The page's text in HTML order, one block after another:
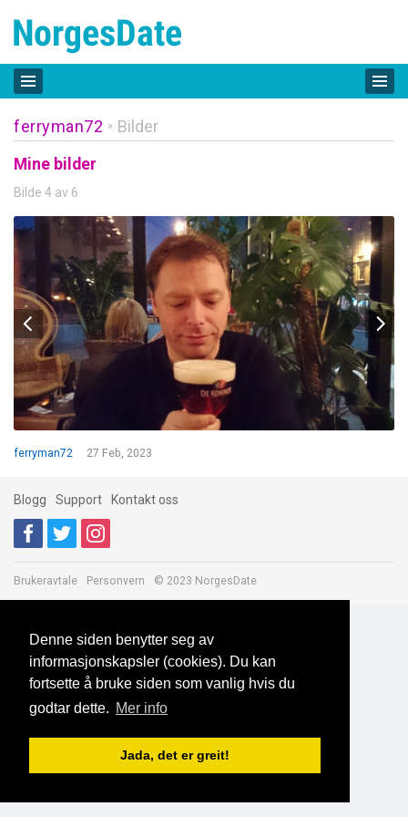
Denne siden benytter seg av
informasjonskapsler (cookies). Du kan
fortsette å bruke siden som vanlig hvis du
godtar dette. Mer info
Jada, det er greit!
ferryman72 » Bilder
Mine bilder
Bilde 4 av 6
ferryman72 27 Feb, 2023
Blogg Support Kontakt oss
Brukeravtale Personvern © 2023 NorgesDate